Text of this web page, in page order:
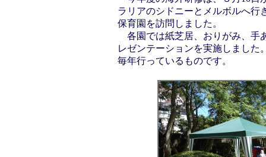
ラリアのシドニーとメルボルへ行
保育園を訪問しました。
各園では紙芝居、おりがみ、手
レゼンテーションを実施しました
毎年行っているものです。